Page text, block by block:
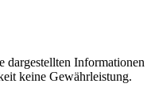
dargestellten Informationen
keine Gewährleistung.